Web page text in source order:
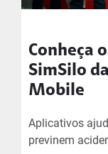
Conheça
SimSilo
Mobile
Aplicativos
previnem